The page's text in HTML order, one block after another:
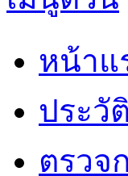
หน้าแ
ประวั
ตรวจ